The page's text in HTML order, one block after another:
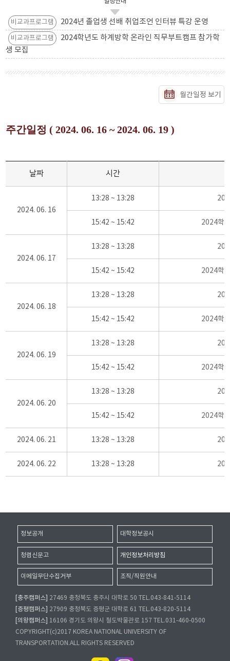
비교과프로그램 2024년 졸업생 선배 취업조언 인터뷰 특강 운영
비교과프로그램
2024학년도 하계방학 온라인 직무부트캠프 참가학
생 모집
월간일정 보기
주간일정 ( 2024. 06. 16 ~ 2024. 06. 19 )
날짜 시간
2024. 06. 16
13:28 ~ 13:28
15:42 ~ 15:42 2024학
2024. 06. 17
13:28 ~ 13:28
15:42 ~ 15:42 2024학
2024. 06. 18
13:28 ~ 13:28
15:42 ~ 15:42 2024학
2024. 06. 19
13:28 ~ 13:28
15:42 ~ 15:42 2024학
2024. 06. 20
13:28 ~ 13:28
15:42 ~ 15:42 2024학
2024. 06. 21 13:28 ~ 13:28
2024. 06. 22 13:28 ~ 13:28
정보공개 대학정보공시
청렴신문고 개인정보처리방침
이메일무단수집거부 조직/직원안내
[충주캠퍼스]
27469 충청북도 충주시 대학로 50 TEL.043-841-5114
[증평캠퍼스]
27909 충청북도 증평군 대학로 61 TEL.043-820-5114
[의왕캠퍼스]
16106 경기도 의왕시 철도박물관로 157 TEL.031-460-0500
COPYRIGHT(c)2017 KOREA NATIONAL UNIVERSITY OF
TRANSPORTATION.ALL RIGHTS RESERVED